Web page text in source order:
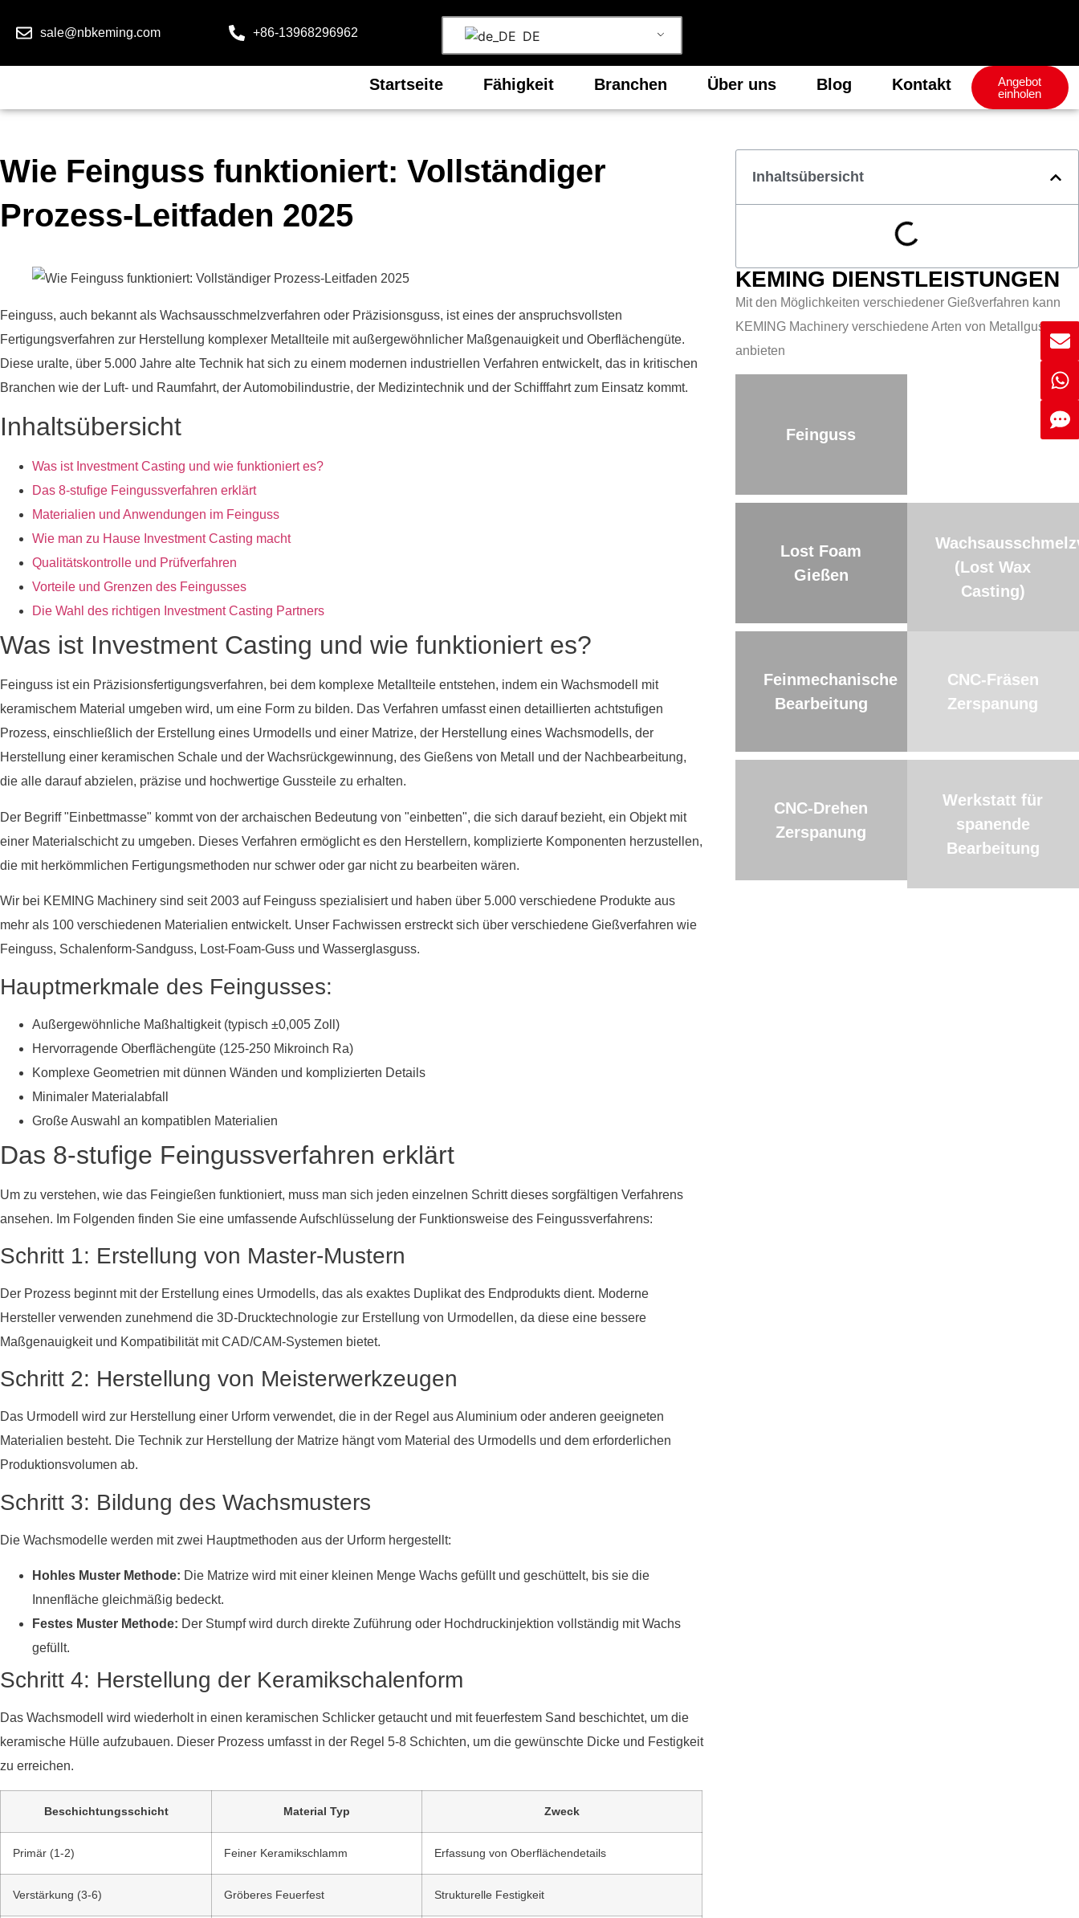
sale@nbkeming.com +86-13968296962 DE
Startseite Fähigkeit Branchen Über uns Blog Kontakt
Angebot
einholen
Wie Feinguss funktioniert: Vollständiger
Prozess-Leitfaden 2025
Feinguss, auch bekannt als Wachsausschmelzverfahren oder Präzisionsguss, ist eines der anspruchsvollsten
Fertigungsverfahren zur Herstellung komplexer Metallteile mit außergewöhnlicher Maßgenauigkeit und Oberflächengüte.
Diese uralte, über 5.000 Jahre alte Technik hat sich zu einem modernen industriellen Verfahren entwickelt, das in kritischen
Branchen wie der Luft- und Raumfahrt, der Automobilindustrie, der Medizintechnik und der Schifffahrt zum Einsatz kommt.
Inhaltsübersicht
Was ist Investment Casting und wie funktioniert es?
Das 8-stufige Feingussverfahren erklärt
Materialien und Anwendungen im Feinguss
Wie man zu Hause Investment Casting macht
Qualitätskontrolle und Prüfverfahren
Vorteile und Grenzen des Feingusses
Die Wahl des richtigen Investment Casting Partners
Was ist Investment Casting und wie funktioniert es?
Feinguss ist ein Präzisionsfertigungsverfahren, bei dem komplexe Metallteile entstehen, indem ein Wachsmodell mit
keramischem Material umgeben wird, um eine Form zu bilden. Das Verfahren umfasst einen detaillierten achtstufigen
Prozess, einschließlich der Erstellung eines Urmodells und einer Matrize, der Herstellung eines Wachsmodells, der
Herstellung einer keramischen Schale und der Wachsrückgewinnung, des Gießens von Metall und der Nachbearbeitung,
die alle darauf abzielen, präzise und hochwertige Gussteile zu erhalten.
Der Begriff "Einbettmasse" kommt von der archaischen Bedeutung von "einbetten", die sich darauf bezieht, ein Objekt mit
einer Materialschicht zu umgeben. Dieses Verfahren ermöglicht es den Herstellern, komplizierte Komponenten herzustellen,
die mit herkömmlichen Fertigungsmethoden nur schwer oder gar nicht zu bearbeiten wären.
Wir bei KEMING Machinery sind seit 2003 auf Feinguss spezialisiert und haben über 5.000 verschiedene Produkte aus
mehr als 100 verschiedenen Materialien entwickelt. Unser Fachwissen erstreckt sich über verschiedene Gießverfahren wie
Feinguss, Schalenform-Sandguss, Lost-Foam-Guss und Wasserglasguss.
Hauptmerkmale des Feingusses:
Außergewöhnliche Maßhaltigkeit (typisch ±0,005 Zoll)
Hervorragende Oberflächengüte (125-250 Mikroinch Ra)
Komplexe Geometrien mit dünnen Wänden und komplizierten Details
Minimaler Materialabfall
Große Auswahl an kompatiblen Materialien
Das 8-stufige Feingussverfahren erklärt
Um zu verstehen, wie das Feingießen funktioniert, muss man sich jeden einzelnen Schritt dieses sorgfältigen Verfahrens
ansehen. Im Folgenden finden Sie eine umfassende Aufschlüsselung der Funktionsweise des Feingussverfahrens:
Schritt 1: Erstellung von Master-Mustern
Der Prozess beginnt mit der Erstellung eines Urmodells, das als exaktes Duplikat des Endprodukts dient. Moderne
Hersteller verwenden zunehmend die 3D-Drucktechnologie zur Erstellung von Urmodellen, da diese eine bessere
Maßgenauigkeit und Kompatibilität mit CAD/CAM-Systemen bietet.
Schritt 2: Herstellung von Meisterwerkzeugen
Das Urmodell wird zur Herstellung einer Urform verwendet, die in der Regel aus Aluminium oder anderen geeigneten
Materialien besteht. Die Technik zur Herstellung der Matrize hängt vom Material des Urmodells und dem erforderlichen
Produktionsvolumen ab.
Schritt 3: Bildung des Wachsmusters
Die Wachsmodelle werden mit zwei Hauptmethoden aus der Urform hergestellt:
Hohles Muster Methode: Die Matrize wird mit einer kleinen Menge Wachs gefüllt und geschüttelt, bis sie die
Innenfläche gleichmäßig bedeckt.
Festes Muster Methode: Der Stumpf wird durch direkte Zuführung oder Hochdruckinjektion vollständig mit Wachs
gefüllt.
Schritt 4: Herstellung der Keramikschalenform
Das Wachsmodell wird wiederholt in einen keramischen Schlicker getaucht und mit feuerfestem Sand beschichtet, um die
keramische Hülle aufzubauen. Dieser Prozess umfasst in der Regel 5-8 Schichten, um die gewünschte Dicke und Festigkeit
zu erreichen.
Beschichtungsschicht Material Typ Zweck
Primär (1-2) Feiner Keramikschlamm Erfassung von Oberflächendetails
Verstärkung (3-6) Gröberes Feuerfest Strukturelle Festigkeit
Inhaltsübersicht
KEMING DIENSTLEISTUNGEN
Mit den Möglichkeiten verschiedener Gießverfahren kann
KEMING Machinery verschiedene Arten von Metallguss
anbieten
Feinguss
Lost Foam
Gießen
(Lost Wax
Casting)
Feinmechanische
Bearbeitung
CNC-Fräsen
Zerspanung
CNC-Drehen
Zerspanung
Werkstatt für
spanende
Bearbeitung